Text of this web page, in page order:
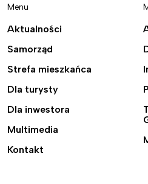
Menu
Aktualności
Samorząd
Strefa mieszkańca
Dla turysty
Dla inwestora
Multimedia
Kontakt